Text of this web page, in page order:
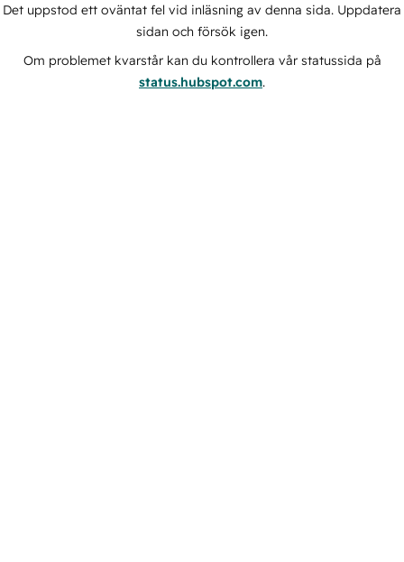
Det uppstod ett oväntat fel vid inläsning av denna sida. Uppdatera
sidan och försök igen.
Om problemet kvarstår kan du kontrollera vår statussida på
status.hubspot.com.